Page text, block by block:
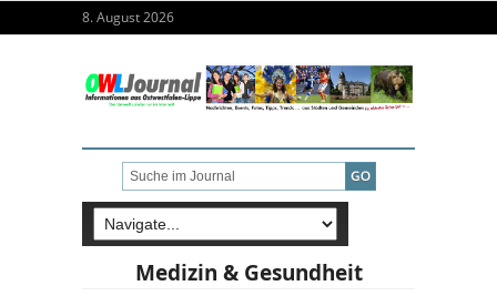
8. August 2026
Medizin & Gesundheit